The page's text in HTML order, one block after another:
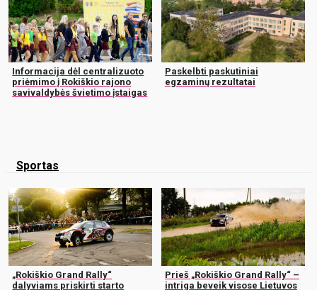
Informacija dėl centralizuoto
priėmimo į Rokiškio rajono
savivaldybės švietimo įstaigas
Paskelbti paskutiniai
egzaminų rezultatai
Sportas
„Rokiškio Grand Rally“
dalyviams priskirti starto
Prieš „Rokiškio Grand Rally“ –
intriga beveik visose Lietuvos